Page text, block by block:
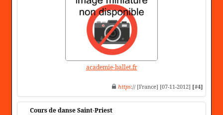
academie-ballet.fr
https:// [France] [07-11-2012] [#4]
Cours de danse Saint-Priest